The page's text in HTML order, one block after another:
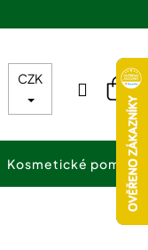
Kosmetické
CZK